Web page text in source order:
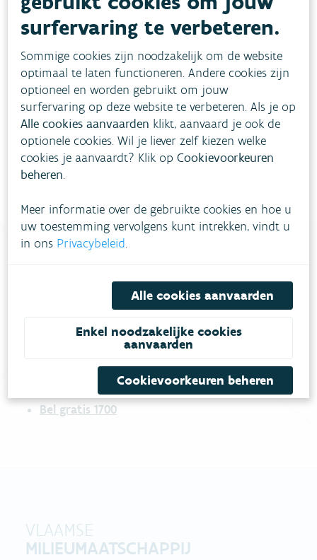
Evolutie
Hoe pakken we dit aan?
Meer informatie
Heb je vragen?
meestgestelde vragen
Niet gevonden wat je zocht? Vul ons
contactformulier in.
Bel gratis 1700
VLAAMSE
MILIEUMAATSCHAPPIJ
surfervaring te verbeteren.
Sommige cookies zijn noodzakelijk om de website
optimaal te laten functioneren. Andere cookies zijn
optioneel en worden gebruikt om jouw
surfervaring op deze website te verbeteren. Als je op
Alle cookies aanvaarden klikt, aanvaard je ook de
optionele cookies. Wil je liever zelf kiezen welke
cookies je aanvaardt? Klik opCookievoorkeuren
beheren.
Meer informatie over de gebruikte cookies en hoe u
uw toestemming vervolgens kunt intrekken, vindt u
in ons Privacybeleid.
Alle cookies aanvaarden
Enkel noodzakelijke cookies
aanvaarden
Cookievoorkeuren beheren